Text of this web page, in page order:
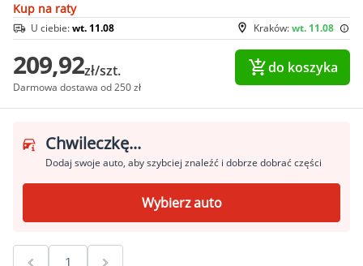
Kup na raty
Kraków:wt. 11.08
U ciebie:wt. 11.08
209,92zł/szt.
Darmowa dostawa od 250 zł
do koszyka
Chwileczkę...
Dodaj swoje auto, aby szybciej znaleźć i dobrze dobrać części
Wybierz auto